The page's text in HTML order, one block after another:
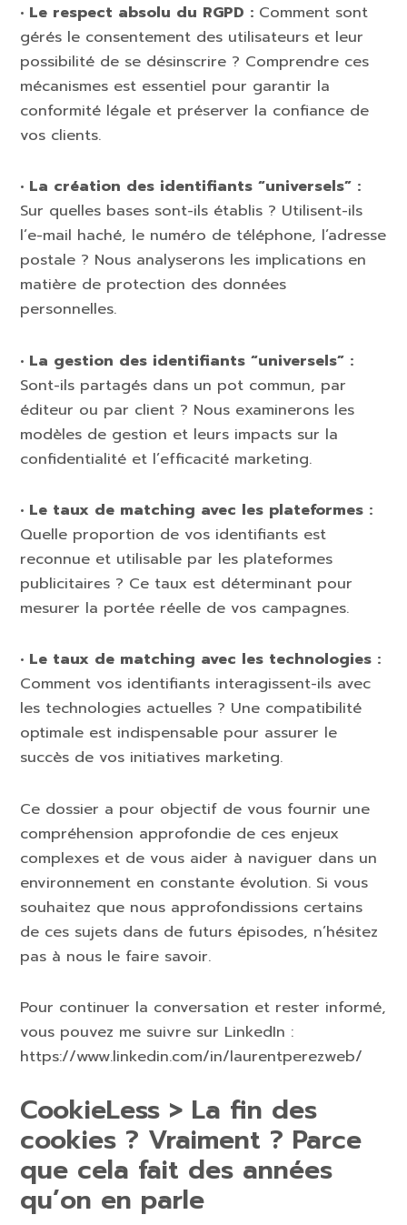
• Le respect absolu du RGPD : Comment sont
gérés le consentement des utilisateurs et leur
possibilité de se désinscrire ? Comprendre ces
mécanismes est essentiel pour garantir la
conformité légale et préserver la confiance de
vos clients.
• La création des identifiants “universels” :
Sur quelles bases sont-ils établis ? Utilisent-ils
l’e-mail haché, le numéro de téléphone, l’adresse
postale ? Nous analyserons les implications en
matière de protection des données
personnelles.
• La gestion des identifiants “universels” :
Sont-ils partagés dans un pot commun, par
éditeur ou par client ? Nous examinerons les
modèles de gestion et leurs impacts sur la
confidentialité et l’efficacité marketing.
• Le taux de matching avec les plateformes :
Quelle proportion de vos identifiants est
reconnue et utilisable par les plateformes
publicitaires ? Ce taux est déterminant pour
mesurer la portée réelle de vos campagnes.
• Le taux de matching avec les technologies :
Comment vos identifiants interagissent-ils avec
les technologies actuelles ? Une compatibilité
optimale est indispensable pour assurer le
succès de vos initiatives marketing.
Ce dossier a pour objectif de vous fournir une
compréhension approfondie de ces enjeux
complexes et de vous aider à naviguer dans un
environnement en constante évolution. Si vous
souhaitez que nous approfondissions certains
de ces sujets dans de futurs épisodes, n’hésitez
pas à nous le faire savoir.
Pour continuer la conversation et rester informé,
vous pouvez me suivre sur LinkedIn :
https://www.linkedin.com/in/laurentperezweb/
CookieLess > La fin des
cookies ? Vraiment ? Parce
que cela fait des années
qu’on en parle